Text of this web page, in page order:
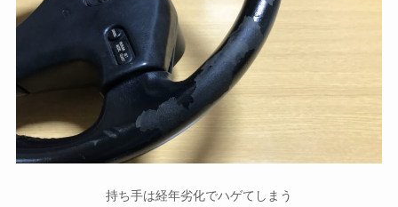
持ち手は経年劣化でハゲてしまう